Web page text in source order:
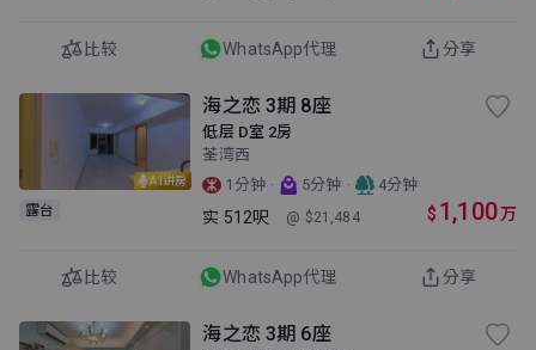
比较 WhatsApp代理 分享
AI讲房
露台
海之恋 3期 8座
低层 D室 2房
荃湾西
1分钟 · 5分钟 · 4分钟
实 512呎 @ $21,484 $ 1,100万
比较 WhatsApp代理 分享
海之恋 3期 6座